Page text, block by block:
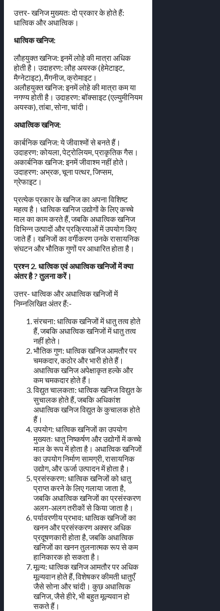
उत्तर- खनिज मुख्यतः दो प्रकार के होते हैं:
धात्विक और अधात्विक।
धात्विक खनिज:
लौहयुक्त खनिज: इनमें लोहे की मात्रा अधिक
होती है। उदाहरण: लौह अयस्क (हेमेटाइट,
मैग्नेटाइट), मैंगनीज, क्रोमाइट।
अलौहयुक्त खनिज: इनमें लोहे की मात्रा कम या
नगण्य होती है। उदाहरण: बॉक्साइट (एल्युमीनियम
अयस्क), तांबा, सोना, चांदी।
अधात्विक खनिज:
कार्बनिक खनिज: ये जीवाश्मों से बनते हैं।
उदाहरण: कोयला, पेट्रोलियम, प्राकृतिक गैस।
अकार्बनिक खनिज: इनमें जीवाश्म नहीं होते।
उदाहरण: अभ्रक, चूना पत्थर, जिप्सम,
ग्रेफाइट।
प्रत्येक प्रकार के खनिज का अपना विशिष्ट
महत्व है। धात्विक खनिज उद्योगों के लिए कच्चे
माल का काम करते हैं, जबकि अधात्विक खनिज
विभिन्न उत्पादों और प्रक्रियाओं में उपयोग किए
जाते हैं। खनिजों का वर्गीकरण उनके रासायनिक
संघटन और भौतिक गुणों पर आधारित होता है।
प्रश्न 2. धात्विक एवं अधात्विक खनिजों में क्या
अंतर है ? तुलना करें।
उत्तर- धात्विक और अधात्विक खनिजों में
निम्नलिखित अंतर हैं:-
संरचना: धात्विक खनिजों में धातु तत्व होते
हैं, जबकि अधात्विक खनिजों में धातु तत्व
नहीं होते।
भौतिक गुण: धात्विक खनिज आमतौर पर
चमकदार, कठोर और भारी होते हैं।
अधात्विक खनिज अपेक्षाकृत हल्के और
कम चमकदार होते हैं।
विद्युत चालकता: धात्विक खनिज विद्युत के
सुचालक होते हैं, जबकि अधिकांश
अधात्विक खनिज विद्युत के कुचालक होते
हैं।
उपयोग: धात्विक खनिजों का उपयोग
मुख्यतः धातु निष्कर्षण और उद्योगों में कच्चे
माल के रूप में होता है। अधात्विक खनिजों
का उपयोग निर्माण सामग्री, रासायनिक
उद्योग, और ऊर्जा उत्पादन में होता है।
प्रसंस्करण: धात्विक खनिजों को धातु
प्राप्त करने के लिए गलाया जाता है,
जबकि अधात्विक खनिजों का प्रसंस्करण
अलग-अलग तरीकों से किया जाता है।
पर्यावरणीय प्रभाव: धात्विक खनिजों का
खनन और प्रसंस्करण अक्सर अधिक
प्रदूषणकारी होता है, जबकि अधात्विक
खनिजों का खनन तुलनात्मक रूप से कम
हानिकारक हो सकता है।
मूल्य: धात्विक खनिज आमतौर पर अधिक
मूल्यवान होते हैं, विशेषकर कीमती धातुएँ
जैसे सोना और चांदी। कुछ अधात्विक
खनिज, जैसे हीरे, भी बहुत मूल्यवान हो
सकते हैं।